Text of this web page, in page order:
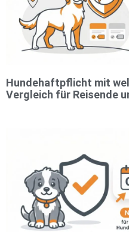
Hundehaftpflicht mit
Vergleich für Reisende